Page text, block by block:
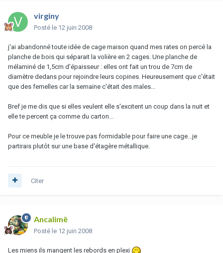
virginy
Posté le 12 juin 2008
j'ai abandonné toute idée de cage maison quand mes rates on percé la
planche de bois qui séparait la volière en 2 cages. Une planche de
mélaminé de 1,5cm d'épaisseur : elles ont fait un trou de 7cm de
diamètre dedans pour rejoindre leurs copines. Heureusement que c'était
que des femelles car la semaine c'était des males...
Bref je me dis que si elles veulent elle s'excitent un coup dans la nuit et
elle te percent ça comme du carton...
Pour ce meuble je le trouve pas formidable pour faire une cage...je
partirais plutôt sur une base d'étagère métallique.
Citer
Ancalimë
Posté le 12 juin 2008
Les miens ils mangent les rebords en plexi